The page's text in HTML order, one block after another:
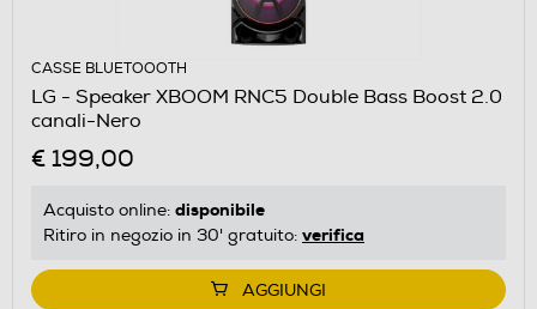
CASSE BLUETOOOTH
LG - Speaker XBOOM RNC5 Double Bass Boost 2.0
canali-Nero
€ 199,00
Acquisto online: disponibile
Ritiro in negozio in 30' gratuito: verifica
AGGIUNGI